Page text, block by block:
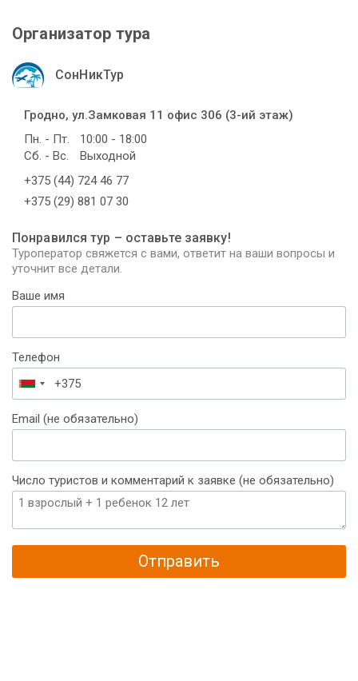
Организатор тура
СонНикТур
Гродно, ул.Замковая 11 офис 306 (3-ий этаж)
Пн. - Пт.
10:00 - 18:00
Сб. - Вс.
Выходной
+375 (44) 724 46 77
+375 (29) 881 07 30
Понравился тур – оставьте заявку!
Туроператор свяжется с вами, ответит на ваши вопросы и
уточнит все детали.
Ваше имя
Телефон
Беларусь
+375
Email (не обязательно)
Число туристов и комментарий к заявке (не обязательно)
Отправить